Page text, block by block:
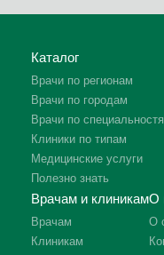
Каталог
Врачи по регионам
Врачи по городам
Врачи по
Клиники по типам
Медицинские услуги
Полезно знать
Врачам и клиникам
Врачам
Клиникам
О
О